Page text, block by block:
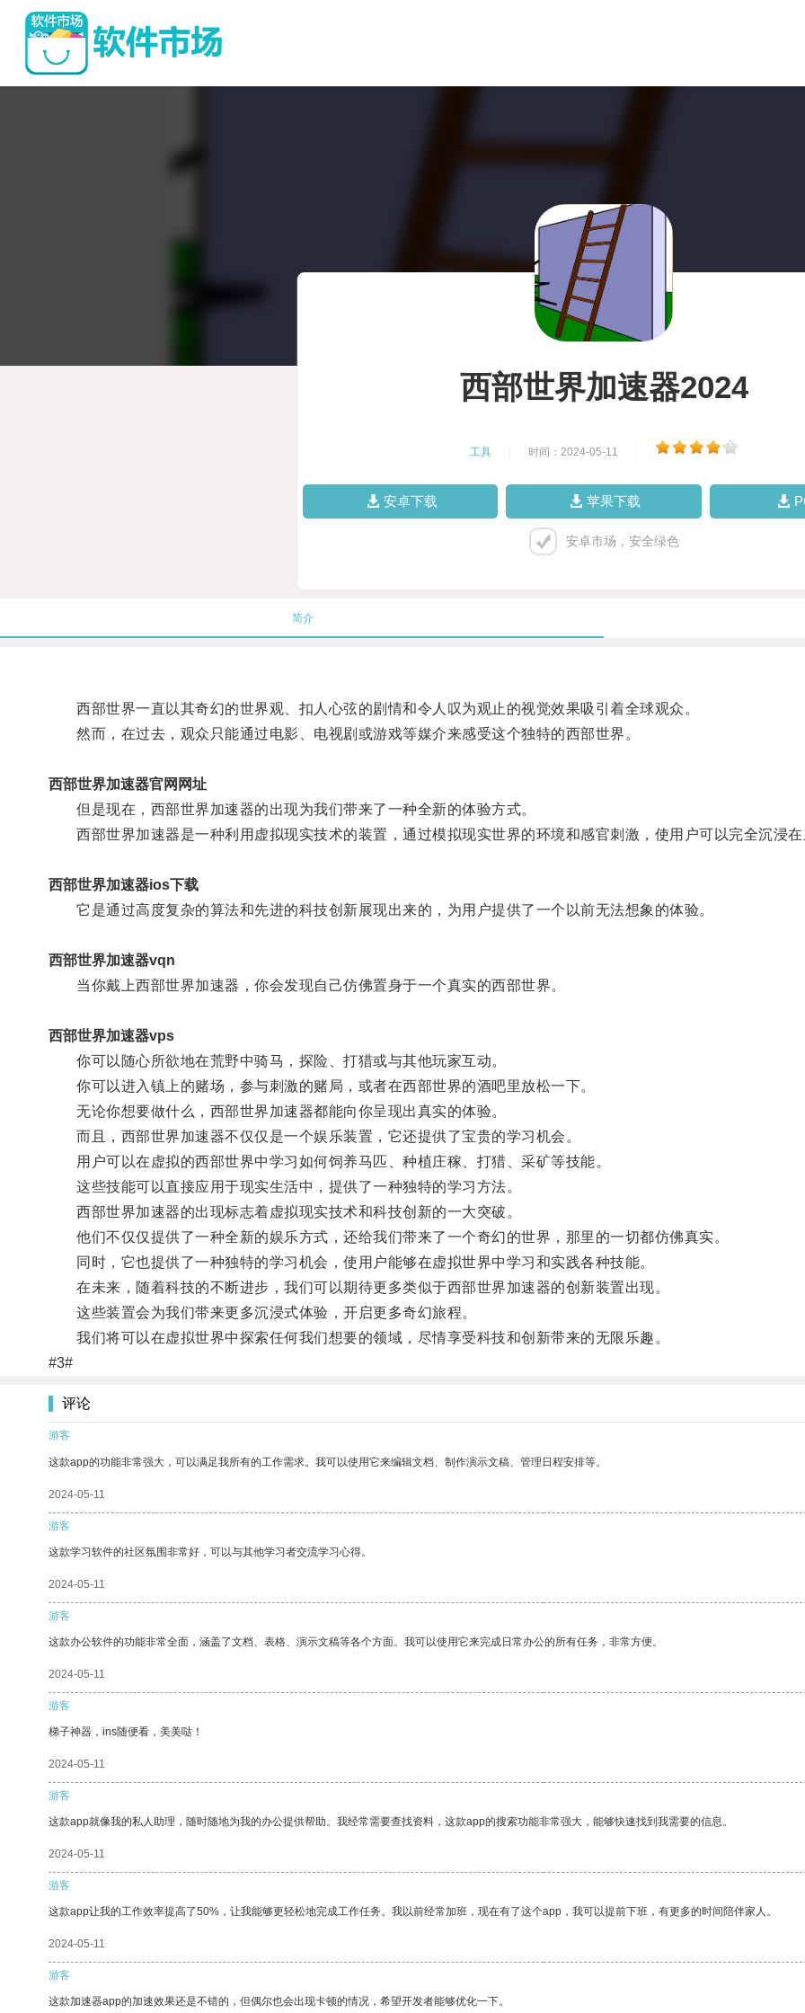
西部世界加速器2024
工具 时间：2024-05-11
安卓下载 苹果下载
安卓市场，安全绿色
简介
西部世界一直以其奇幻的世界观、扣人心弦的剧情和令人叹为观止的视觉效果吸引着全球观众。
然而，在过去，观众只能通过电影、电视剧或游戏等媒介来感受这个独特的西部世界。
西部世界加速器官网网址
但是现在，西部世界加速器的出现为我们带来了一种全新的体验方式。
西部世界加速器是一种利用虚拟现实技术的装置，通过模拟现实世界的环境和感官刺激，使用户可以完全沉浸在
西部世界加速器ios下载
它是通过高度复杂的算法和先进的科技创新展现出来的，为用户提供了一个以前无法想象的体验。
西部世界加速器vqn
当你戴上西部世界加速器，你会发现自己仿佛置身于一个真实的西部世界。
西部世界加速器vps
你可以随心所欲地在荒野中骑马，探险、打猎或与其他玩家互动。
你可以进入镇上的赌场，参与刺激的赌局，或者在西部世界的酒吧里放松一下。
无论你想要做什么，西部世界加速器都能向你呈现出真实的体验。
而且，西部世界加速器不仅仅是一个娱乐装置，它还提供了宝贵的学习机会。
用户可以在虚拟的西部世界中学习如何饲养马匹、种植庄稼、打猎、采矿等技能。
这些技能可以直接应用于现实生活中，提供了一种独特的学习方法。
西部世界加速器的出现标志着虚拟现实技术和科技创新的一大突破。
他们不仅仅提供了一种全新的娱乐方式，还给我们带来了一个奇幻的世界，那里的一切都仿佛真实。
同时，它也提供了一种独特的学习机会，使用户能够在虚拟世界中学习和实践各种技能。
在未来，随着科技的不断进步，我们可以期待更多类似于西部世界加速器的创新装置出现。
这些装置会为我们带来更多沉浸式体验，开启更多奇幻旅程。
我们将可以在虚拟世界中探索任何我们想要的领域，尽情享受科技和创新带来的无限乐趣。
#3#
评论
游客
这款app的功能非常强大，可以满足我所有的工作需求。我可以使用它来编辑文档、制作演示文稿、管理日程安排等。
2024-05-11
游客
这款学习软件的社区氛围非常好，可以与其他学习者交流学习心得。
2024-05-11
游客
这款办公软件的功能非常全面，涵盖了文档、表格、演示文稿等各个方面。我可以使用它来完成日常办公的所有任务，非常方便。
2024-05-11
游客
梯子神器，ins随便看，美美哒！
2024-05-11
游客
这款app就像我的私人助理，随时随地为我的办公提供帮助。我经常需要查找资料，这款app的搜索功能非常强大，能够快速找到我需要的信息。
2024-05-11
游客
这款app让我的工作效率提高了50%，让我能够更轻松地完成工作任务。我以前经常加班，现在有了这个app，我可以提前下班，有更多的时间陪伴家人。
2024-05-11
游客
这款加速器app的加速效果还是不错的，但偶尔也会出现卡顿的情况，希望开发者能够优化一下。